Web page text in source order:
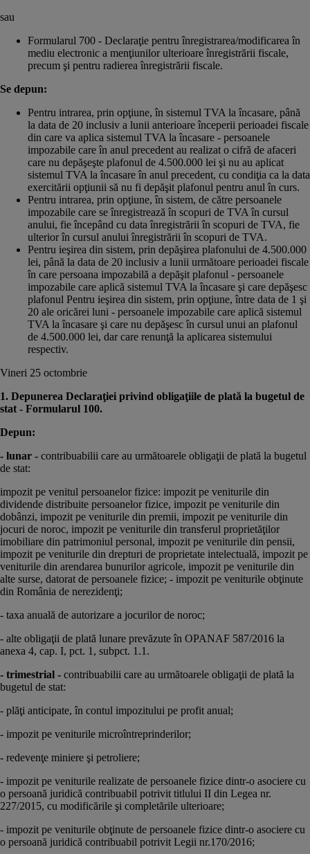
sau
Formularul 700 - Declaraţie pentru înregistrarea/modificarea în
mediu electronic a menţiunilor ulterioare înregistrării fiscale,
precum şi pentru radierea înregistrării fiscale.
Se depun:
Pentru intrarea, prin opţiune, în sistemul TVA la încasare, până
la data de 20 inclusiv a lunii anterioare începerii perioadei fiscale
din care va aplica sistemul TVA la încasare - persoanele
impozabile care în anul precedent au realizat o cifră de afaceri
care nu depăşeşte plafonul de 4.500.000 lei şi nu au aplicat
sistemul TVA la încasare în anul precedent, cu condiţia ca la data
exercitării opţiunii să nu fi depăşit plafonul pentru anul în curs.
Pentru intrarea, prin opţiune, în sistem, de către persoanele
impozabile care se înregistrează în scopuri de TVA în cursul
anului, fie începând cu data înregistrării în scopuri de TVA, fie
ulterior în cursul anului înregistrării în scopuri de TVA.
Pentru ieşirea din sistem, prin depăşirea plafonului de 4.500.000
lei, până la data de 20 inclusiv a lunii următoare perioadei fiscale
în care persoana impozabilă a depăşit plafonul - persoanele
impozabile care aplică sistemul TVA la încasare şi care depăşesc
plafonul Pentru ieşirea din sistem, prin opţiune, între data de 1 şi
20 ale oricărei luni - persoanele impozabile care aplică sistemul
TVA la încasare şi care nu depăşesc în cursul unui an plafonul
de 4.500.000 lei, dar care renunţă la aplicarea sistemului
respectiv.
Vineri 25 octombrie
1. Depunerea Declaraţiei privind obligaţiile de plată la bugetul de
stat - Formularul 100.
Depun:
- lunar - contribuabilii care au următoarele obligaţii de plată la bugetul
de stat:
impozit pe venitul persoanelor fizice: impozit pe veniturile din
dividende distribuite persoanelor fizice, impozit pe veniturile din
dobânzi, impozit pe veniturile din premii, impozit pe veniturile din
jocuri de noroc, impozit pe veniturile din transferul proprietăţilor
imobiliare din patrimoniul personal, impozit pe veniturile din pensii,
impozit pe veniturile din drepturi de proprietate intelectuală, impozit pe
veniturile din arendarea bunurilor agricole, impozit pe veniturile din
alte surse, datorat de persoanele fizice; - impozit pe veniturile obţinute
din România de nerezidenţi;
- taxa anuală de autorizare a jocurilor de noroc;
- alte obligaţii de plată lunare prevăzute în OPANAF 587/2016 la
anexa 4, cap. I, pct. 1, subpct. 1.1.
- trimestrial - contribuabilii care au următoarele obligaţii de plată la
bugetul de stat:
- plăţi anticipate, în contul impozitului pe profit anual;
- impozit pe veniturile microîntreprinderilor;
- redevenţe miniere şi petroliere;
- impozit pe veniturile realizate de persoanele fizice dintr-o asociere cu
o persoană juridică contribuabil potrivit titlului II din Legea nr.
227/2015, cu modificările şi completările ulterioare;
- impozit pe veniturile obţinute de persoanele fizice dintr-o asociere cu
o persoană juridică contribuabil potrivit Legii nr.170/2016;